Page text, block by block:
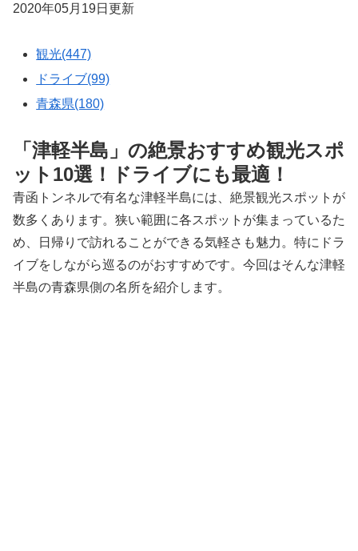
2020年05月19日更新
観光(447)
ドライブ(99)
青森県(180)
「津軽半島」の絶景おすすめ観光スポ
ット10選！ドライブにも最適！
青函トンネルで有名な津軽半島には、絶景観光スポットが
数多くあります。狭い範囲に各スポットが集まっているた
め、日帰りで訪れることができる気軽さも魅力。特にドラ
イブをしながら巡るのがおすすめです。今回はそんな津軽
半島の青森県側の名所を紹介します。